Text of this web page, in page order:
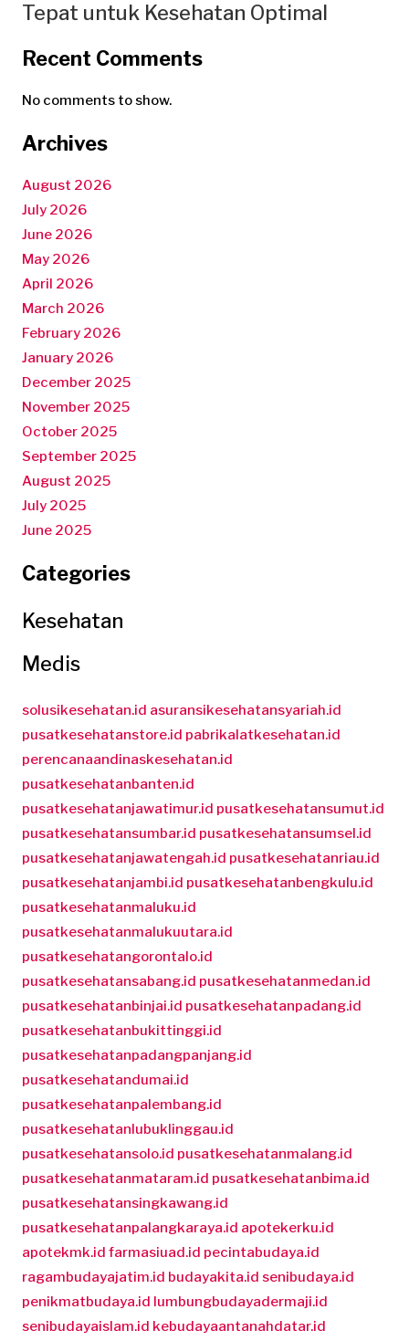
Tepat untuk Kesehatan Optimal
Recent Comments
No comments to show.
Archives
August 2026
July 2026
June 2026
May 2026
April 2026
March 2026
February 2026
January 2026
December 2025
November 2025
October 2025
September 2025
August 2025
July 2025
June 2025
Categories
Kesehatan
Medis
solusikesehatan.id asuransikesehatansyariah.id
pusatkesehatanstore.id pabrikalatkesehatan.id
perencanaandinaskesehatan.id
pusatkesehatanbanten.id
pusatkesehatanjawatimur.id pusatkesehatansumut.id
pusatkesehatansumbar.id pusatkesehatansumsel.id
pusatkesehatanjawatengah.id pusatkesehatanriau.id
pusatkesehatanjambi.id pusatkesehatanbengkulu.id
pusatkesehatanmaluku.id
pusatkesehatanmalukuutara.id
pusatkesehatangorontalo.id
pusatkesehatansabang.id pusatkesehatanmedan.id
pusatkesehatanbinjai.id pusatkesehatanpadang.id
pusatkesehatanbukittinggi.id
pusatkesehatanpadangpanjang.id
pusatkesehatandumai.id
pusatkesehatanpalembang.id
pusatkesehatanlubuklinggau.id
pusatkesehatansolo.id pusatkesehatanmalang.id
pusatkesehatanmataram.id pusatkesehatanbima.id
pusatkesehatansingkawang.id
pusatkesehatanpalangkaraya.id apotekerku.id
apotekmk.id farmasiuad.id pecintabudaya.id
ragambudayajatim.id budayakita.id senibudaya.id
penikmatbudaya.id lumbungbudayadermaji.id
senibudayaislam.id kebudayaantanahdatar.id